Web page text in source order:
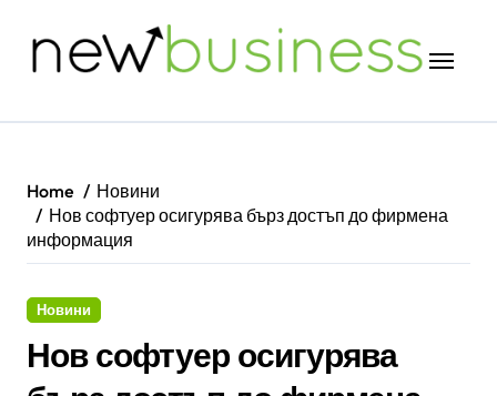
Home
Новини
Нов софтуер осигурява бърз достъп до фирмена
информация
Новини
Нов софтуер осигурява